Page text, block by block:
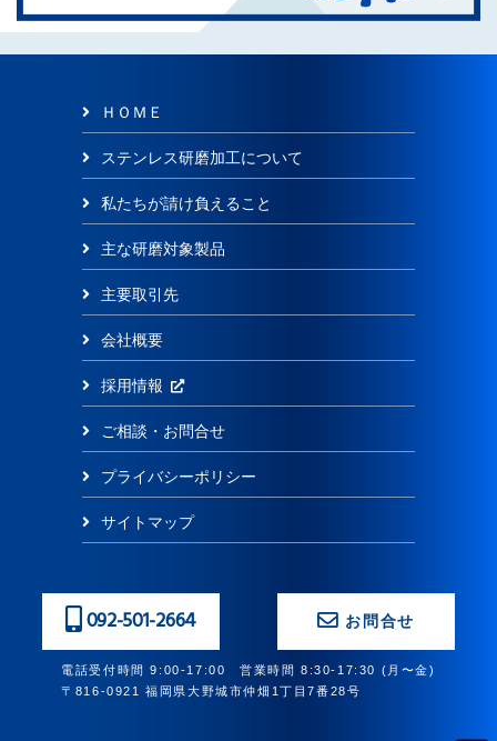
092-501-2664 お問合せ
電話受付時間 9:00-17:00 営業時間 8:30-17:30 (月〜金)
〒816-0921 福岡県大野城市仲畑1丁目7番28号
ＨＯＭＥ
ステンレス研磨加工について
私たちが請け負えること
主な研磨対象製品
主要取引先
会社概要
採用情報
ご相談・お問合せ
プライバシーポリシー
サイトマップ